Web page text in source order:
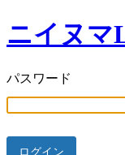
ニイヌマ
パスワード